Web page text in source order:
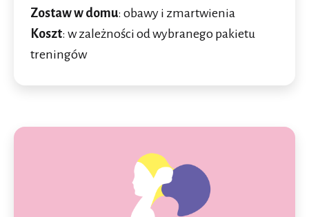
Zostaw w domu: obawy i zmartwienia
Koszt: w zależności od wybranego pakietu
treningów